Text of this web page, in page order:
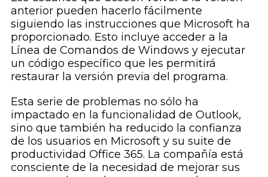
anterior pueden hacerlo fácilmente
siguiendo las instrucciones que Microsoft ha
proporcionado. Esto incluye acceder a la
Línea de Comandos de Windows y ejecutar
un código específico que les permitirá
restaurar la versión previa del programa.
Esta serie de problemas no sólo ha
impactado en la funcionalidad de Outlook,
sino que también ha reducido la confianza
de los usuarios en Microsoft y su suite de
productividad Office 365. La compañía está
consciente de la necesidad de mejorar sus